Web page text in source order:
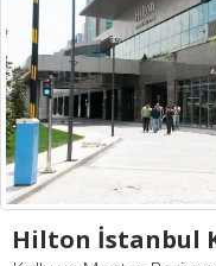
Hilton İstanbul